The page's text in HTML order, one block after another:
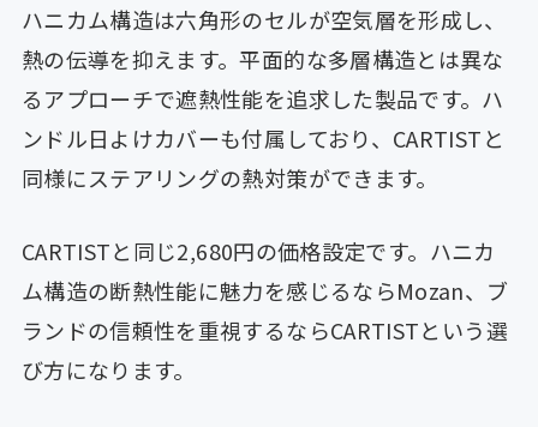
ハニカム構造は六角形のセルが空気層を形成し、
熱の伝導を抑えます。平面的な多層構造とは異な
るアプローチで遮熱性能を追求した製品です。ハ
ンドル日よけカバーも付属しており、CARTISTと
同様にステアリングの熱対策ができます。
CARTISTと同じ2,680円の価格設定です。ハニカ
ム構造の断熱性能に魅力を感じるならMozan、ブ
ランドの信頼性を重視するならCARTISTという選
び方になります。